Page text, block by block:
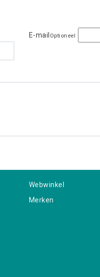
E-mail Optioneel
Webwinkel
Merken